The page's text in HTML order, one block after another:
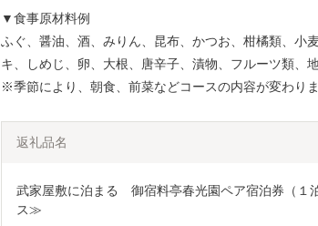
▼食事原材料例
ふぐ、醤油、酒、みりん、昆布、かつお、柑橘類、小
キ、しめじ、卵、大根、唐辛子、漬物、フルーツ類
※季節により、朝食、前菜などコースの内容が変わり
返礼品名
武家屋敷に泊まる　御宿料亭春光園ペア宿泊券（
ス≫